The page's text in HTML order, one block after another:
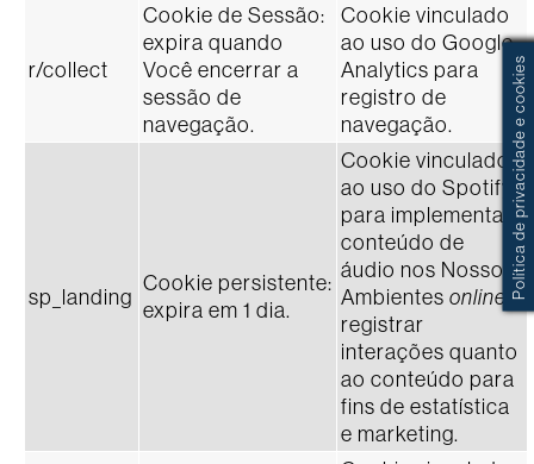
r/collect
Cookie de Sessão:
expira quando
Você encerrar a
sessão de
navegação.
Cookie vinculado
ao uso do Google
Analytics para
registro de
navegação.
sp_landing
Cookie persistente:
expira em 1 dia.
Cookie vinculado
ao uso do Spotify
para implementar
conteúdo de
áudio nos Nossos
Ambientes online e
registrar
interações quanto
ao conteúdo para
fins de estatística
e marketing.
Política de privacidade e cookies